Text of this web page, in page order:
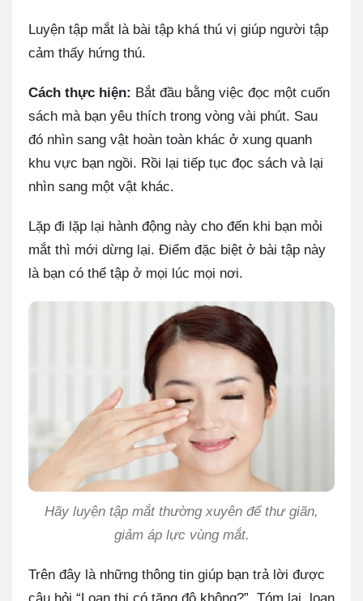
Luyện tập mắt là bài tập khá thú vị giúp người tập
cảm thấy hứng thú.
Cách thực hiện: Bắt đầu bằng việc đọc một cuốn
sách mà bạn yêu thích trong vòng vài phút. Sau
đó nhìn sang vật hoàn toàn khác ở xung quanh
khu vực bạn ngồi. Rồi lại tiếp tục đọc sách và lại
nhìn sang một vật khác.
Lặp đi lặp lại hành động này cho đến khi bạn mỏi
mắt thì mới dừng lại. Điểm đặc biệt ở bài tập này
là bạn có thể tập ở mọi lúc mọi nơi.
Hãy luyện tập mắt thường xuyên để thư giãn,
giảm áp lực vùng mắt.
Trên đây là những thông tin giúp bạn trả lời được